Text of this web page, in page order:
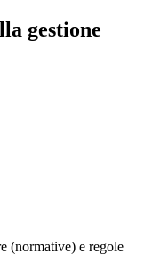
gestione
(normative) e regole